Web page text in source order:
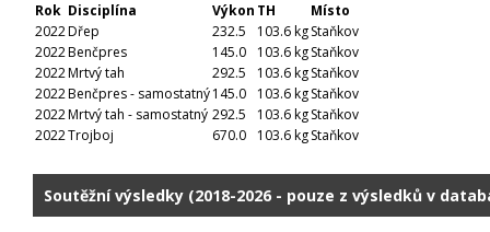
Rok Disciplína Výkon TH
Místo
2022Dřep 232.5 103.6 kgStaňkov
2022Benčpres 145.0 103.6 kgStaňkov
2022Mrtvý tah 292.5 103.6 kgStaňkov
2022Benčpres - samostatný145.0 103.6 kgStaňkov
2022Mrtvý tah - samostatný 292.5 103.6 kgStaňkov
2022Trojboj 670.0 103.6 kgStaňkov
Soutěžní výsledky (2018-2026 - pouze z výsledků v